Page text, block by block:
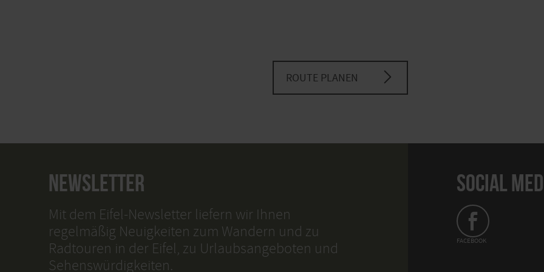
ROUTE PLANEN
NEWSLETTER
Mit dem Eifel-Newsletter liefern wir Ihnen
regelmäßig Neuigkeiten zum Wandern und zu
Radtouren in der Eifel, zu Urlaubsangeboten und
Sehenswürdigkeiten.
SOCIAL
FACEBOOK